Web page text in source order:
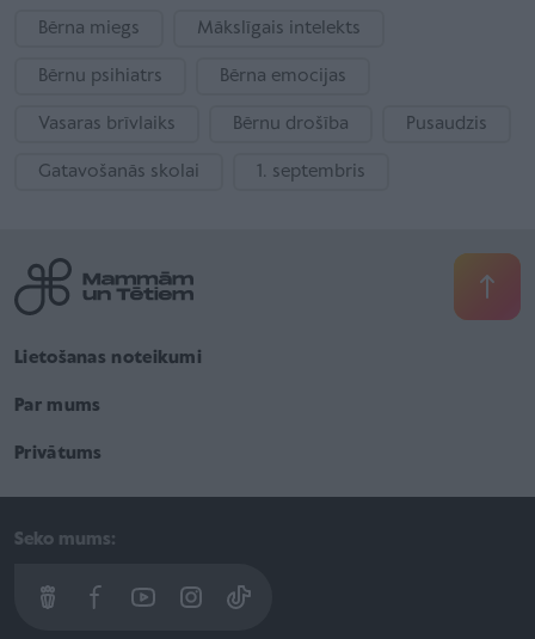
Bērna miegs Mākslīgais intelekts
Bērnu psihiatrs Bērna emocijas
Vasaras brīvlaiks Bērnu drošība Pusaudzis
Gatavošanās skolai 1. septembris
Lietošanas noteikumi
Par mums
Privātums
Seko mums: